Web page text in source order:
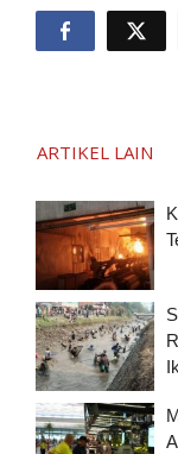
ARTIKEL LAIN